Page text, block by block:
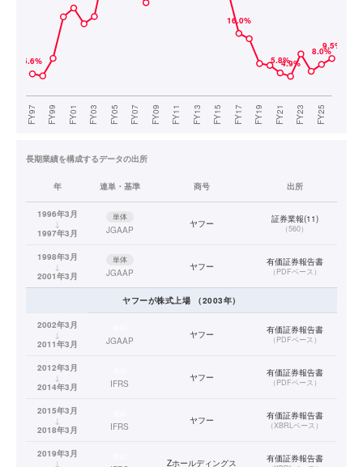
長期業績を構成するデータの出所
年 連単・基準 商号 出所
1996年3月
↓
1997年3月
単体
JGAAP
ヤフー 証券業報(11)
（560）
1998年3月
↓
2001年3月
単体
JGAAP
ヤフー 有価証券報告書
（PDFベース）
ヤフーが株式上場 （2003年）
2002年3月
↓
2011年3月
JGAAP
ヤフー 有価証券報告書
（PDFベース）
2012年3月
↓
2014年3月
IFRS
ヤフー 有価証券報告書
（PDFベース）
2015年3月
↓
2018年3月
IFRS
ヤフー 有価証券報告書
（XBRLベース）
2019年3月
↓
Zホールディングス 有価証券報告書